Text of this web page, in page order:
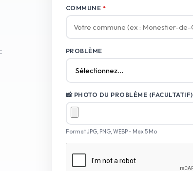
:
COMMUNE *
PROBLÈME
📸 PHOTO DU PROBLÈME (FACULTATIF)
Format JPG, PNG, WEBP - Max 5 Mo